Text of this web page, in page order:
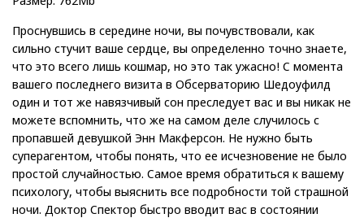
Проснувшись в середине ночи, вы почувствовали, как
сильно стучит ваше сердце, вы определенно точно знаете,
что это всего лишь кошмар, но это так ужасно! С момента
вашего последнего визита в Обсерваторию Шедоуфилд
один и тот же навязчивый сон преследует вас и вы никак не
можете вспомнить, что же на самом деле случилось с
пропавшей девушкой Энн Макферсон. Не нужно быть
суперагентом, чтобы понять, что ее исчезновение не было
простой случайностью. Самое время обратиться к вашему
психологу, чтобы выяснить все подробности той страшной
ночи. Доктор Спектор быстро вводит вас в состоянии